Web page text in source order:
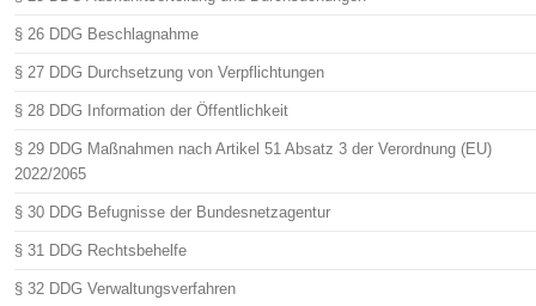
§ 26 DDG Beschlagnahme
§ 27 DDG Durchsetzung von Verpflichtungen
§ 28 DDG Information der Öffentlichkeit
§ 29 DDG Maßnahmen nach Artikel 51 Absatz 3 der Verordnung (EU)
2022/2065
§ 30 DDG Befugnisse der Bundesnetzagentur
§ 31 DDG Rechtsbehelfe
§ 32 DDG Verwaltungsverfahren